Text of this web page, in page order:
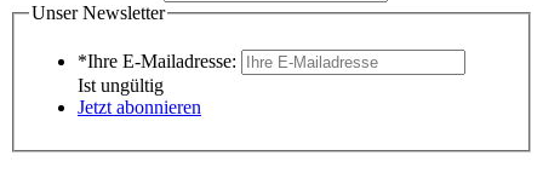
Unser Newsletter
*Ihre E-Mailadresse:
Ist ungültig
Jetzt abonnieren